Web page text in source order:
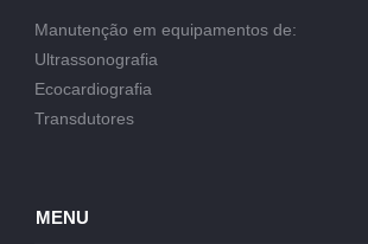
Manutenção em equipamentos de:
Ultrassonografia
Ecocardiografia
Transdutores
MENU